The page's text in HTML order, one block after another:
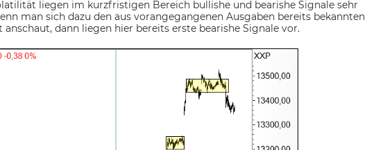
liegen im kurzfristigen Bereich bullishe und bearishe Signale sehr
man sich dazu den aus vorangegangenen Ausgaben bereits bekannten
dann liegen hier bereits erste bearishe Signale vor.